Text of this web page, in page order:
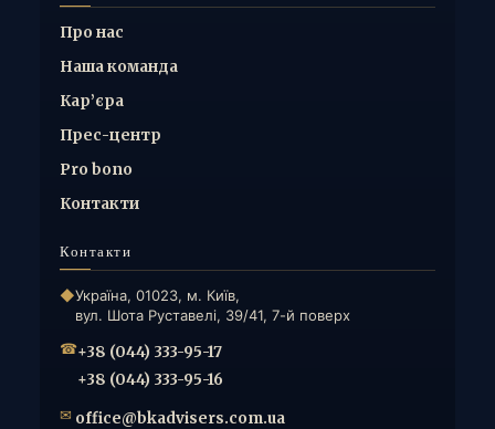
Про нас
Наша команда
Кар’єра
Прес-центр
Pro bono
Контакти
Контакти
◆Україна, 01023, м. Київ,
вул. Шота Руставелі, 39/41, 7-й поверх
☎+38 (044) 333-95-17
+38 (044) 333-95-16
✉ office@bkadvisers.com.ua